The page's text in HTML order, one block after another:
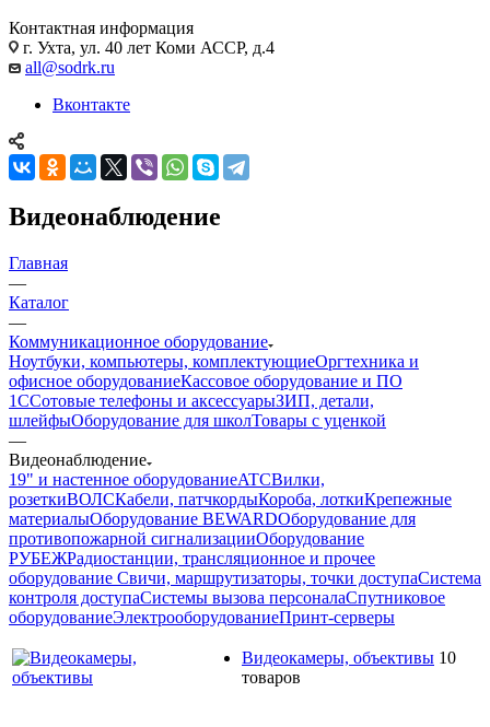
Контактная информация
г. Ухта, ул. 40 лет Коми АССР, д.4
all@sodrk.ru
Вконтакте
Видеонаблюдение
Главная
—
Каталог
—
Коммуникационное оборудование
Ноутбуки, компьютеры, комплектующиеОргтехника и
офисное оборудованиеКассовое оборудование и ПО
1ССотовые телефоны и аксессуарыЗИП, детали,
шлейфыОборудование для школТовары с уценкой
—
Видеонаблюдение
19" и настенное оборудованиеATCВилки,
розеткиВОЛСКабели, патчкордыКороба, лоткиКрепежные
материалыОборудование BEWARDОборудование для
противопожарной сигнализацииОборудование
РУБЕЖРадиостанции, трансляционное и прочее
оборудование Свичи, маршрутизаторы, точки доступаСистема
контроля доступаСистемы вызова персоналаСпутниковое
оборудованиеЭлектрооборудованиеПринт-серверы
Видеокамеры, объективы 10
товаров